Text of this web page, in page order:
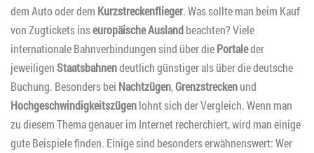
dem Auto oder dem Kurzstreckenflieger. Was sollte man beim Kauf
von Zugtickets inseuropäische Auslandbeachten? Viele
internationale Bahnverbindungen sind über diePortaleder
jeweiligenStaatsbahnendeutlich günstiger als über die deutsche
Buchung. Besonders bei Nachtzügen,Grenzstreckenund
Hochgeschwindigkeitszügenlohnt sich der Vergleich. Wenn man
zu diesem Thema genauer im Internet recherchiert, wird man einige
gute Beispiele finden. Einige sind besonders erwähnenswert: Wer